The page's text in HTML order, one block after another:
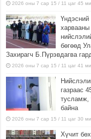
2026 оны 7 сар 15 / 11 цаг 45
бөгөөд
Захирагч Б.Пүрэвдагва
2026 оны 7 сар 15 / 11 цаг 41
газраас
тусламж,
байна
2026 оны 7 сар 15 / 11 цаг 30
Хүчит